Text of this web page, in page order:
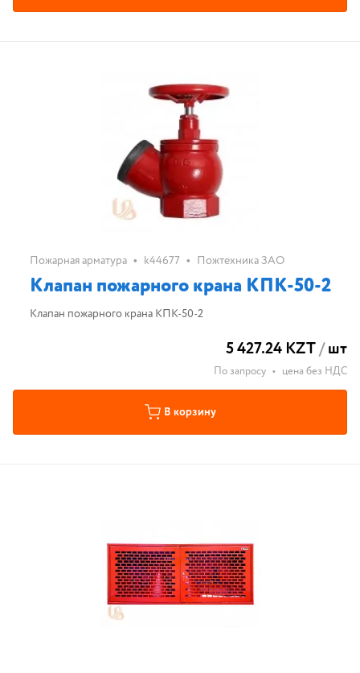
Пожарная арматура • k44677 • Пожтехника ЗАО
Клапан пожарного крана КПК-50-2
Клапан пожарного крана КПК-50-2
5 427.24 KZT/шт
По запросу • цена без НДС
В корзину